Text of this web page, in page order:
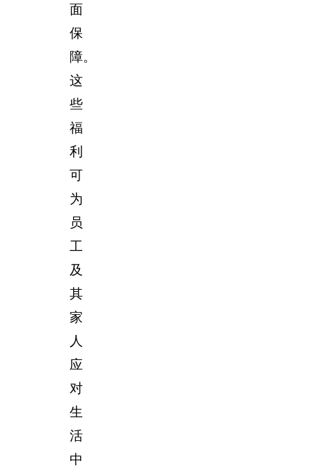
面
保
障。
这
些
福
利
可
为
员
工
及
其
家
人
应
对
生
活
中